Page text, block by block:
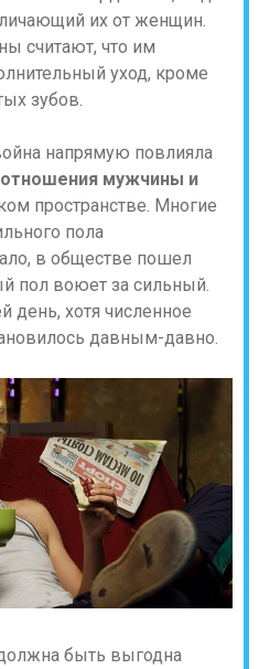
их от женщин.
считают, что им
уход, кроме
зубов.
напрямую повлияла
мужчины и
пространстве. Многие
пола
в обществе пошел
пол воюет за сильный.
день, хотя численное
давным-давно.
быть выгодна